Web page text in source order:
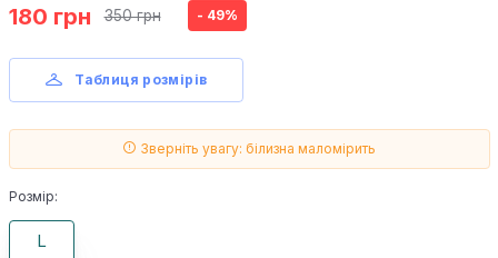
180 грн 350 грн - 49%
Таблиця розмірів
Зверніть увагу: білизна маломірить
Розмір:
L